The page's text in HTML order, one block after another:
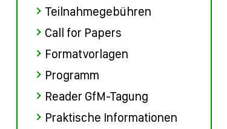
Teilnahmegebühren
Call for Papers
Formatvorlagen
Programm
Reader GfM-Tagung
Praktische Informationen